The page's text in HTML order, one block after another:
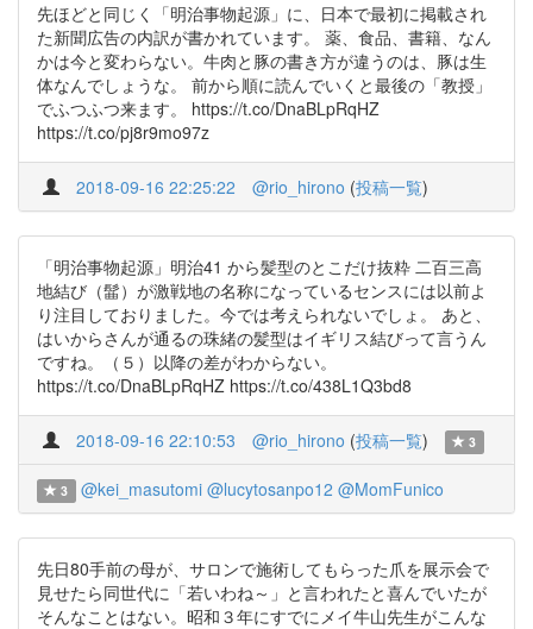
先ほどと同じく「明治事物起源」に、日本で最初に掲載され
た新聞広告の内訳が書かれています。 薬、食品、書籍、なん
かは今と変わらない。牛肉と豚の書き方が違うのは、豚は生
体なんでしょうな。 前から順に読んでいくと最後の「教授」
でふつふつ来ます。 https://t.co/DnaBLpRqHZ
https://t.co/pj8r9mo97z
2018-09-16 22:25:22 @rio_hirono (投稿一覧)
「明治事物起源」明治41 から髪型のとこだけ抜粋 二百三高
地結び（髷）が激戦地の名称になっているセンスには以前よ
り注目しておりました。今では考えられないでしょ。 あと、
はいからさんが通るの珠緒の髪型はイギリス結びって言うん
ですね。（５）以降の差がわからない。
https://t.co/DnaBLpRqHZ https://t.co/438L1Q3bd8
2018-09-16 22:10:53 @rio_hirono (投稿一覧) 3
3 @kei_masutomi @lucytosanpo12 @MomFunico
先日80手前の母が、サロンで施術してもらった爪を展示会で
見せたら同世代に「若いわね～」と言われたと喜んでいたが
そんなことはない。昭和３年にすでにメイ牛山先生がこんな